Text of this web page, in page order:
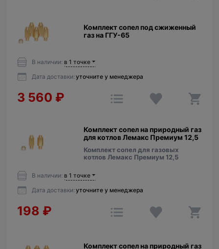
Комплект сопел под сжиженный
газ на ГГУ-65
В наличии: в 1 точке
Дата доставки: уточните у менеджера
3 560 ₽
Комплект сопел на природный газ
для котлов Лемакс Премиум 12,5
Комплект сопел для газовых
котлов Лемакс Премиум 12,5
В наличии: в 1 точке
Дата доставки: уточните у менеджера
198 ₽
Комплект сопел на природный газ